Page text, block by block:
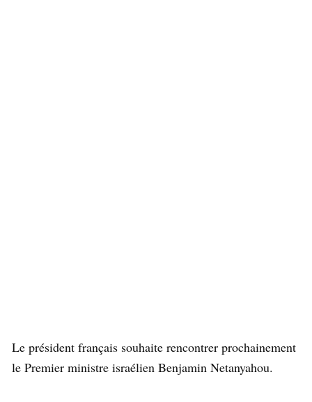
Le président français souhaite rencontrer prochainement
le Premier ministre israélien Benjamin Netanyahou.